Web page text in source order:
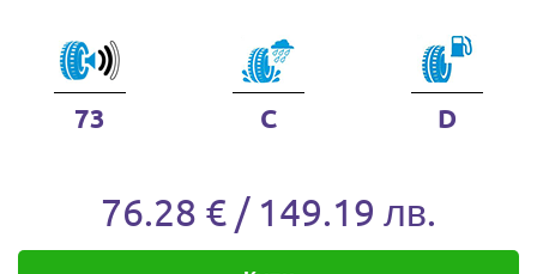
73 C D
76.28 € / 149.19 лв.